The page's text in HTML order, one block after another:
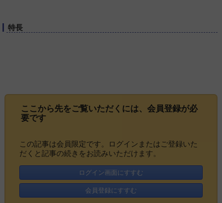
特長
ここから先をご覧いただくには、 会員登録が必
要です
この記事は会員限定です。ログインまたはご登録いた
だくと記事の続きをお読みいただけます。
ログイン画面にすすむ
会員登録にすすむ